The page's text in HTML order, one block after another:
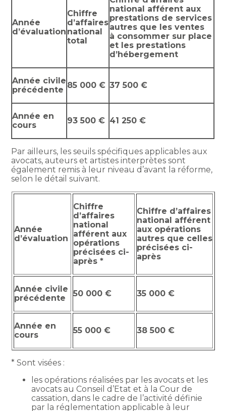
Année
d’évaluation
Chiffre
d’affaires
national
total
national afférent aux
prestations de services
autres que les ventes
à consommer sur place
et les prestations
d’hébergement
Année civile
précédente 85 000 € 37 500 €
Année en
cours
93 500 € 41 250 €
Par ailleurs, les seuils spécifiques applicables aux
avocats, auteurs et artistes interprètes sont
également remis à leur niveau d’avant la réforme,
selon le détail suivant.
Année
d’évaluation
Chiffre
d’affaires
national
afférent aux
opérations
précisées ci-
après *
Chiffre d’affaires
national afférent
aux opérations
autres que celles
précisées ci-
après
Année civile
précédente
50 000 € 35 000 €
Année en
cours
55 000 € 38 500 €
* Sont visées :
les opérations réalisées par les avocats et les
avocats au Conseil d’Etat et à la Cour de
cassation, dans le cadre de l’activité définie
par la réglementation applicable à leur